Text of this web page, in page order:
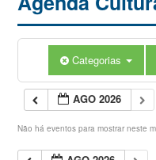
Categorias
AGO 2026
Não há eventos para mostrar neste